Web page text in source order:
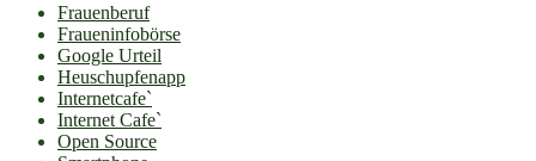
Frauenberuf
Fraueninfobörse
Google Urteil
Heuschupfenapp
Internetcafe`
Internet Cafe`
Open Source